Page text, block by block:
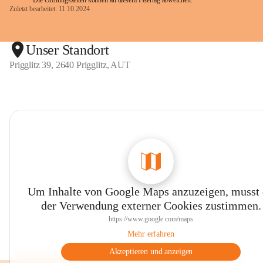
Zuletzt bearbeitet: 11.10.2024
Unser Standort
Prigglitz 39, 2640 Prigglitz, AUT
Um Inhalte von Google Maps anzuzeigen, musst
der Verwendung externer Cookies zustimmen.
https://www.google.com/maps
Mehr erfahren
Akzeptieren und anzeigen